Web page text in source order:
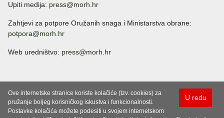
Upiti medija: press@morh.hr
Zahtjevi za potpore Oružanih snaga i Ministarstva obrane:
potpora@morh.hr
Web uredništvo: press@morh.hr
U redu
Ove internetske stranice koriste kolačiće (tzv. cookies) za
pružanje boljeg korisničkog iskustva i funkcionalnosti.
Postavke kolačića možete podesiti u svojem internetskom